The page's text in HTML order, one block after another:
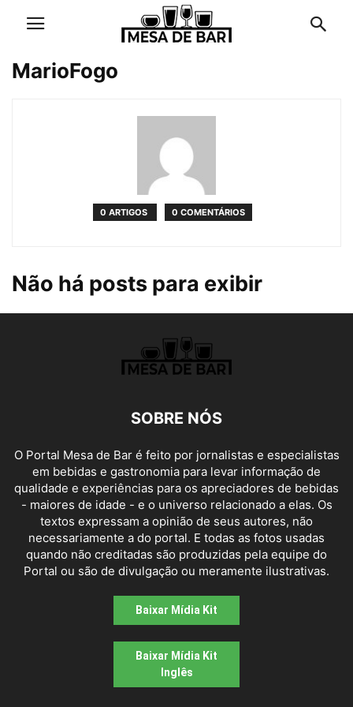
MarioFogo
0 ARTIGOS 0 COMENTÁRIOS
Não há posts para exibir
SOBRE NÓS
O Portal Mesa de Bar é feito por jornalistas e especialistas
em bebidas e gastronomia para levar informação de
qualidade e experiências para os apreciadores de bebidas
- maiores de idade - e o universo relacionado a elas. Os
textos expressam a opinião de seus autores, não
necessariamente a do portal. E todas as fotos usadas
quando não creditadas são produzidas pela equipe do
Portal ou são de divulgação ou meramente ilustrativas.
Baixar Mídia Kit
Baixar Mídia Kit
Inglês